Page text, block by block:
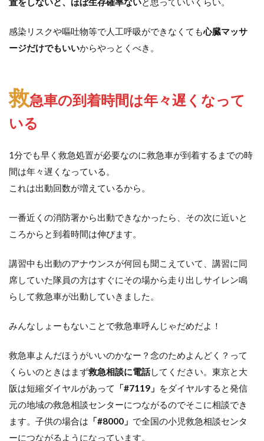
感染リスクや嘔吐物等で人工呼吸ができなくても心臓マッサ
ージだけでもいいからやっとくべき。
救急車の到着時間は年々遅くなって
いる
1分でも早く救急処置が必要なのに救急車が到着するまでの時
間は年々遅くなっている。
これは出動回数が増えているから。
一番近くの消防署から出動できなかったら、その次に近いと
ころからと到着時間は伸びます。
講習中も出動のアナウンスが何回も聞こえていて、講習に同
席していた隊員の方はすぐにその場から走り出しサイレン鳴
らして救急車が出動していきました。
みんなしょーもないことで救急車呼んじゃだめだよ！
救急車よんだほうがいいのかなー？念のためよんどく？って
くらいのときはまず救急相談に電話してください。東京と大
阪は短縮ダイヤルがあって
「#7119」 をダイヤルすると発信
元の地域の救急相談センターにつながるのでそこに相談でき
ます。子供の場合は 「#8000」 で全国の小児救急相談センタ
ーにつながるようになっています。